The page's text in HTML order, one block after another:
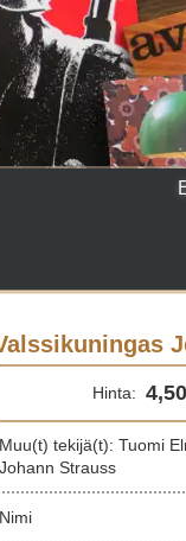
Hinta:
Muu(t) tekijä(t): Tuomi
Johann Strauss
Nimi